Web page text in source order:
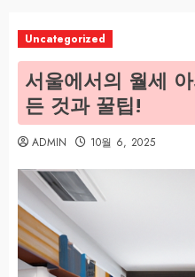
Uncategorized
서울에서의 월세
든 것과 꿀팁!
ADMIN 10월 6, 2025